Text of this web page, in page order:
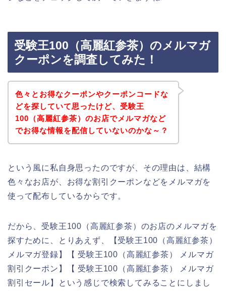
受験王100（高麗紅参茶）のメルマガ
クーポンを調査してみた！
色々とお得なクーポンやクーポンコードな
どを探していて思ったけど、受験王
100（高麗紅参茶）のお店でメルマガなど
でお得な情報を配信していないのかな～？
という風に私自身思ったのですが、その理由は、結構
色々なお店が、お得な割引クーポンなどをメルマガを
使って配布しているからです。
だから、受験王100（高麗紅参茶）のお店のメルマガを
探すために、とりあえず、【受験王100（高麗紅参茶）
メルマガ登録】【 受験王100（高麗紅参茶） メルマガ
割引クーポン】【 受験王100（高麗紅参茶） メルマガ
割引セール】という感じで検索してみることにしまし